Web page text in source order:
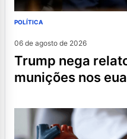
POLÍTICA
06 de agosto de 2026
trump nega relato sobre escassez de
munições nos eua